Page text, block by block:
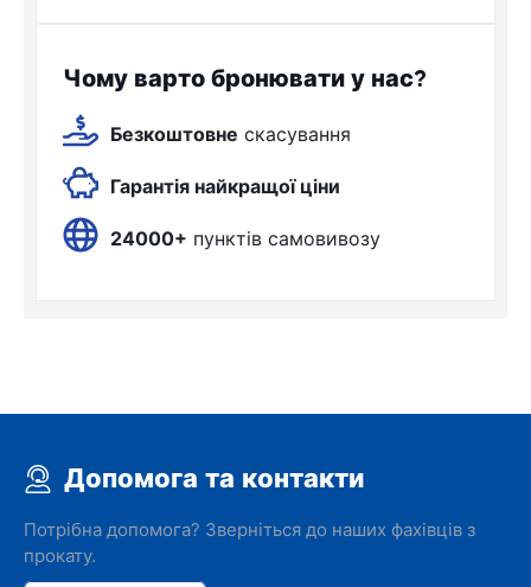
Чому варто бронювати у нас?
Безкоштовне скасування
Гарантія найкращої ціни
24000+ пунктів самовивозу
Допомога та контакти
Потрібна допомога? Зверніться до наших фахівців з
прокату.